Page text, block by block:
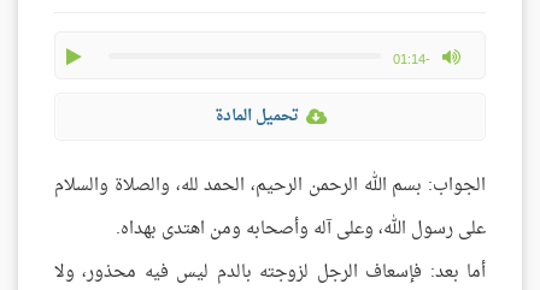
-01:14
max volume
تحميل المادة
الجواب: بسم الله الرحمن الرحيم، الحمد لله، والصلاة والسلام
على رسول الله، وعلى آله وأصحابه ومن اهتدى بهداه.
أما بعد: فإسعاف الرجل لزوجته بالدم ليس فيه محذور، ولا